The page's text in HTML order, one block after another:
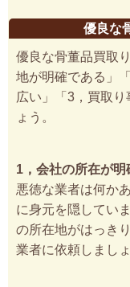
優良な
優良な骨董品買取
地が明確である」
広い」「3，買取
ょう。
1，会社の所在が明
悪徳な業者は何か
に身元を隠してい
の所在地がはっき
業者に依頼しましょ